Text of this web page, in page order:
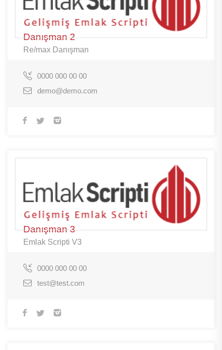
Danışman 2
Re/max Danışman
0000 000 00 00
demo@demo.com
Danışman 3
Emlak Scripti V3
0000 000 00 00
test@test.com